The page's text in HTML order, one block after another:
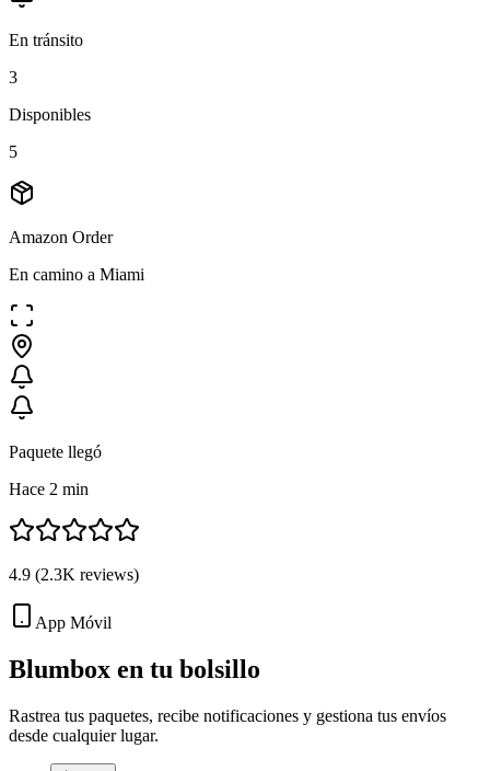
En tránsito
3
Disponibles
5
Amazon Order
En camino a Miami
Paquete llegó
Hace 2 min
4.9 (2.3K reviews)
App Móvil
Blumbox en tu bolsillo
Rastrea tus paquetes, recibe notificaciones y gestiona tus envíos
desde cualquier lugar.